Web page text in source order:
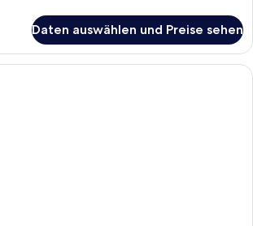
Daten auswählen und Preise sehen